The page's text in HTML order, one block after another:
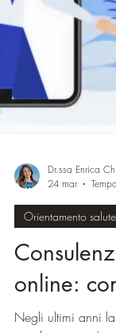
Dr.ssa Enrica
24 mar
Orientamento
online: